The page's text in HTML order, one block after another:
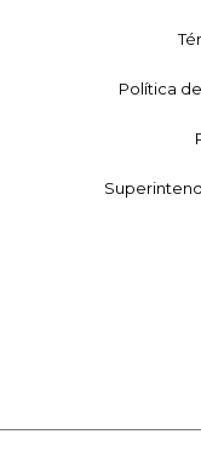
Política